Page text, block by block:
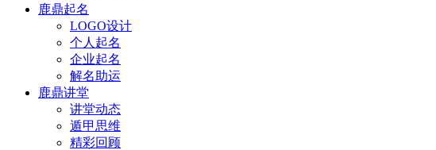
鹿鼎起名
LOGO设计
个人起名
企业起名
解名助运
鹿鼎讲堂
讲堂动态
遁甲思维
精彩回顾